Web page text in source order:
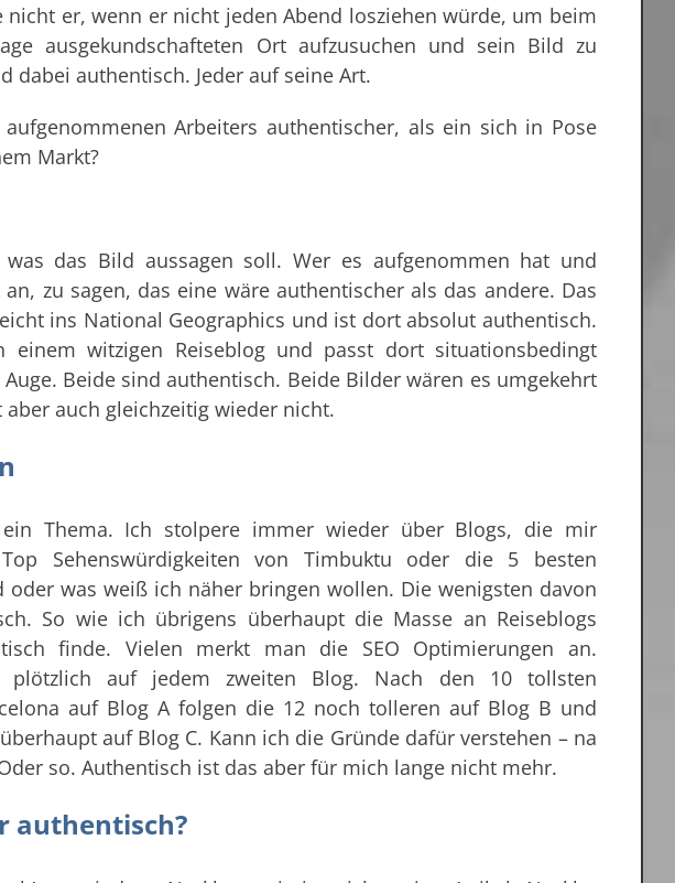
nicht er, wenn er nicht jeden Abend losziehen würde, um beim
ausgekundschafteten Ort aufzusuchen und sein Bild zu
dabei authentisch. Jeder auf seine Art.
Arbeiters authentischer, als ein sich in Pose
Markt?
das Bild aussagen soll. Wer es aufgenommen hat und
zu sagen, das eine wäre authentischer als das andere. Das
ins National Geographics und ist dort absolut authentisch.
einem witzigen Reiseblog und passt dort situationsbedingt
Beide sind authentisch. Beide Bilder wären es umgekehrt
auch gleichzeitig wieder nicht.
Thema. Ich stolpere immer wieder über Blogs, die mir
Sehenswürdigkeiten von Timbuktu oder die 5 besten
oder was weiß ich näher bringen wollen. Die wenigsten davon
So wie ich übrigens überhaupt die Masse an Reiseblogs
finde. Vielen merkt man die SEO Optimierungen an.
plötzlich auf jedem zweiten Blog. Nach den 10 tollsten
auf Blog A folgen die 12 noch tolleren auf Blog B und
auf Blog C. Kann ich die Gründe dafür verstehen – na
so. Authentisch ist das aber für mich lange nicht mehr.
authentisch?